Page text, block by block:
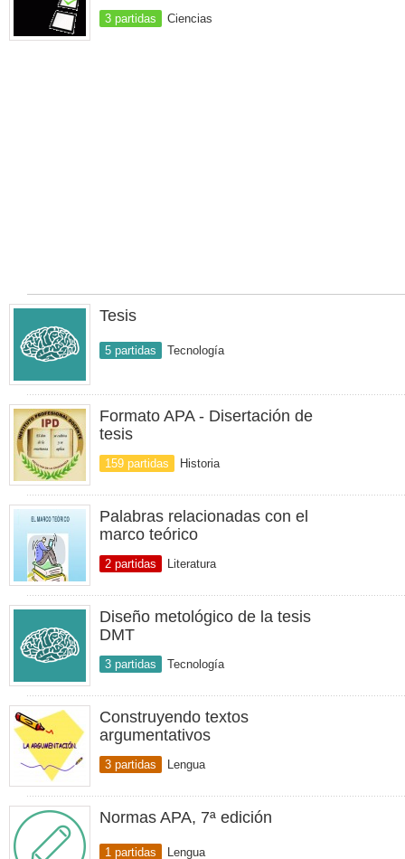
3 partidas Ciencias
Tesis
5 partidas Tecnología
Formato APA - Disertación de
tesis
159 partidas Historia
Palabras relacionadas con el
marco teórico
2 partidas Literatura
Diseño metológico de la tesis
DMT
3 partidas Tecnología
Construyendo textos
argumentativos
3 partidas Lengua
Normas APA, 7ª edición
1 partidas Lengua